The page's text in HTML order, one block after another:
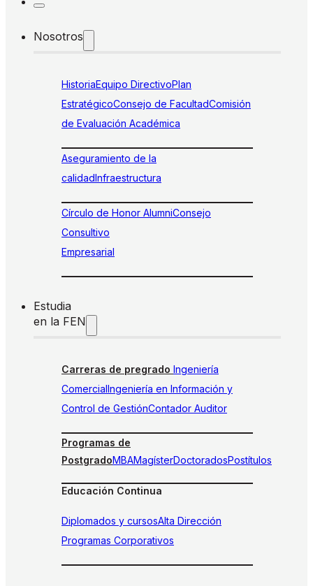
Nosotros
HistoriaEquipo DirectivoPlan
EstratégicoConsejo de FacultadComisión
de Evaluación Académica
Aseguramiento de la
calidadInfraestructura
Círculo de Honor AlumniConsejo
Consultivo
Empresarial
Estudia
en la FEN
Carreras de pregrado Ingeniería
ComercialIngeniería en Información y
Control de GestiónContador Auditor
Programas de
PostgradoMBAMagísterDoctoradosPostítulos
Educación Continua
Diplomados y cursosAlta Dirección
Programas Corporativos